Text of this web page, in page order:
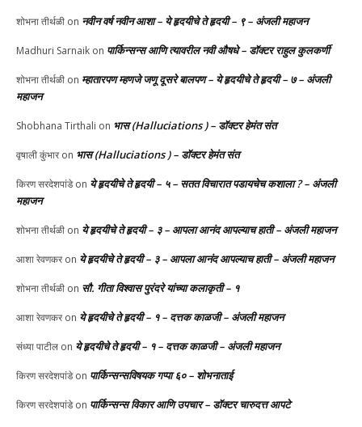
शोभना तीर्थळी on नवीन वर्ष नवीन आशा – ये हृदयीचे ते हृदयी – ९ – अंजली महाजन
Madhuri Sarnaik on पार्किन्सन्स आणि त्यावरील नवी औषधे – डॉक्टर राहुल कुलकर्णी
शोभना तीर्थळी on म्हातारपण म्हणजे जणू दूसरे बालपण – ये हृदयीचे ते हृदयी – ७ – अंजली
महाजन
Shobhana Tirthali on भास (Halluciations ) – डॉक्टर हेमंत संत
वृषाली कुंभारon भास (Halluciations ) – डॉक्टर हेमंत संत
किरण सरदेशपांडेon ये हृदयीचे ते हृदयी – ५ – सतत विचारात पडायचेच कशाला ? – अंजली
महाजन
शोभना तीर्थळी on ये हृदयीचे ते हृदयी – ३ – आपला आनंद आपल्याच हाती – अंजली महाजन
आशा रेवणकरon ये हृदयीचे ते हृदयी – ३ – आपला आनंद आपल्याच हाती – अंजली महाजन
शोभना तीर्थळी on सौ. गीता विश्वास पुरंदरे यांच्या कलाकृती – १
आशा रेवणकरon ये हृदयीचे ते हृदयी – १ – दत्तक काळजी – अंजली महाजन
संध्या पाटील on ये हृदयीचे ते हृदयी – १ – दत्तक काळजी – अंजली महाजन
किरण सरदेशपांडेon पार्किन्सन्सविषयक गप्पा ६० – शोभनाताई
किरण सरदेशपांडेon पार्किन्सन्स विकार आणि उपचार – डॉक्टर चारुदत्त आपटे